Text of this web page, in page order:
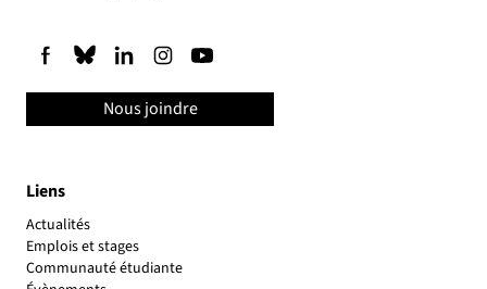
Liens
Actualités
Emplois et stages
Communauté étudiante
Nous joindre